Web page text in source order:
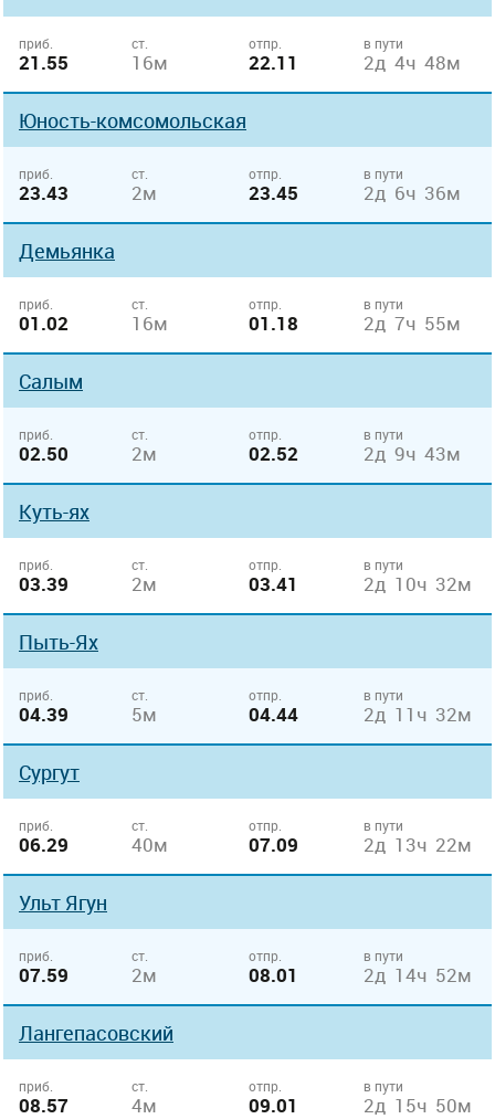
приб.
21.55
ст.
16м
отпр.
22.11
в пути
2д 4ч 48м
Юность-комсомольская
приб.
23.43
ст.
2м
отпр.
23.45
в пути
2д 6ч 36м
Демьянка
приб.
01.02
ст.
16м
отпр.
01.18
в пути
2д 7ч 55м
Салым
приб.
02.50
ст.
2м
отпр.
02.52
в пути
2д 9ч 43м
Куть-ях
приб.
03.39
ст.
2м
отпр.
03.41
в пути
2д 10ч 32м
Пыть-Ях
приб.
04.39
ст.
5м
отпр.
04.44
в пути
2д 11ч 32м
Сургут
приб.
06.29
ст.
40м
отпр.
07.09
в пути
2д 13ч 22м
Ульт Ягун
приб.
07.59
ст.
2м
отпр.
08.01
в пути
2д 14ч 52м
Лангепасовский
приб.
08.57
ст.
4м
отпр.
09.01
в пути
2д 15ч 50м